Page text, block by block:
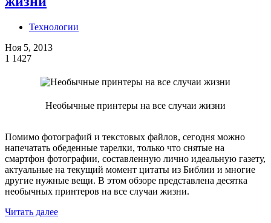
Технологии
Ноя 5, 2013
1 1427
Необычные принтеры на все случаи жизни
Помимо фотографий и текстовых файлов, сегодня можно
напечатать обеденные тарелки, только что снятые на
смартфон фотографии, составленную лично идеальную газету,
актуальные на текущий момент цитаты из Библии и многие
другие нужные вещи. В этом обзоре представлена десятка
необычных принтеров на все случаи жизни.
Читать далее